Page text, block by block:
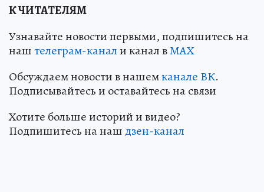
К ЧИТАТЕЛЯМ
Узнавайте новости первыми, подпишитесь на
наштелеграм-канали канал вМАХ
Обсуждаем новости в нашемканале ВК.
Подписывайтесь и оставайтесь на связи
Хотите больше историй и видео?
Подпишитесь на наш дзен-канал